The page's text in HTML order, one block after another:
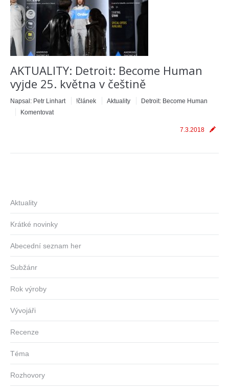
AKTUALITY: Detroit: Become Human
vyjde 25. května v češtině
Napsal: Petr Linhart !článek Aktuality
Detroit: Become Human
Komentovat
7.3.2018
Aktuality
Krátké novinky
Abecední seznam her
Subžánr
Rok výroby
Vývojáři
Recenze
Téma
Rozhovory